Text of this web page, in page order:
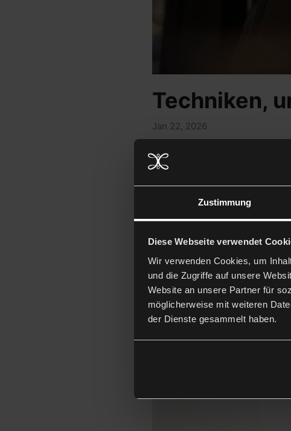
Zustimmung
Diese Webseite verwendet
Wir verwenden Cookies, um
und die Zugriffe auf unsere
Website an unsere Partner für
möglicherweise mit weiteren
der Dienste gesammelt haben.
Techniken,
Jan 22, 2026
Föhn...